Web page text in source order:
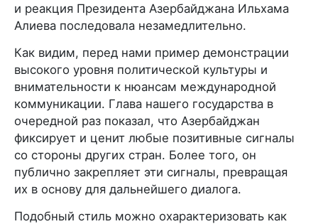
и реакция Президента Азербайджана Ильхама
Алиева последовала незамедлительно.
Как видим, перед нами пример демонстрации
высокого уровня политической культуры и
внимательности к нюансам международной
коммуникации. Глава нашего государства в
очередной раз показал, что Азербайджан
фиксирует и ценит любые позитивные сигналы
со стороны других стран. Более того, он
публично закрепляет эти сигналы, превращая
их в основу для дальнейшего диалога.
Подобный стиль можно охарактеризовать как